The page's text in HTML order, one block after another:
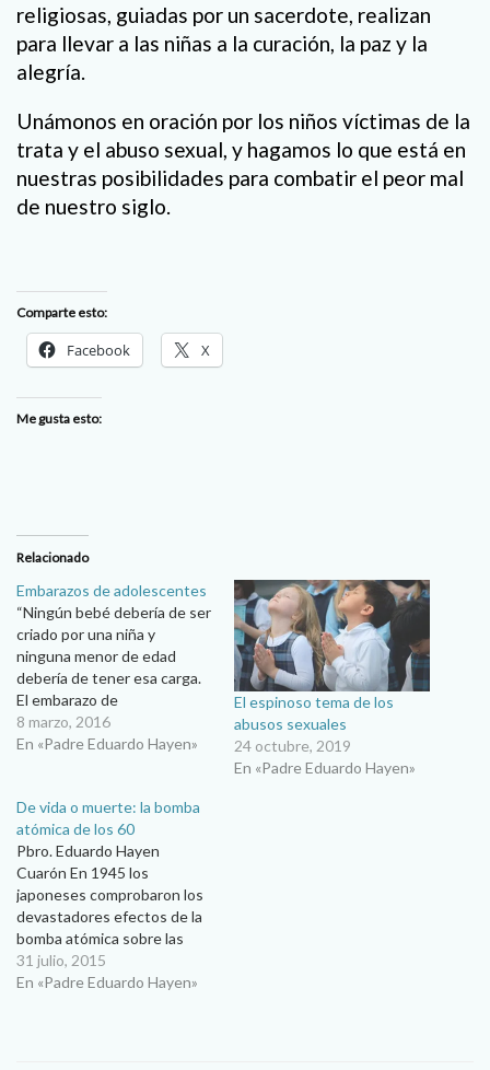
religiosas, guiadas por un sacerdote, realizan
para llevar a las niñas a la curación, la paz y la
alegría.
Unámonos en oración por los niños víctimas de la
trata y el abuso sexual, y hagamos lo que está en
nuestras posibilidades para combatir el peor mal
de nuestro siglo.
Comparte esto:
Facebook X
Me gusta esto:
Relacionado
Embarazos de adolescentes
“Ningún bebé debería de ser
criado por una niña y
ninguna menor de edad
debería de tener esa carga.
El embarazo de
adolescentes es un lastre
de toda la sociedad porque,
biológico y familiar de
quienes incurren en él…
8 marzo, 2016
En «Padre Eduardo Hayen»
El espinoso tema de los
abusos sexuales
24 octubre, 2019
En «Padre Eduardo Hayen»
De vida o muerte: la bomba
atómica de los 60
Pbro. Eduardo Hayen
Cuarón En 1945 los
japoneses comprobaron los
devastadores efectos de la
bomba atómica sobre las
ciudades de Hiroshima y
Nagasaki. Innumerables
31 julio, 2015
En «Padre Eduardo Hayen»